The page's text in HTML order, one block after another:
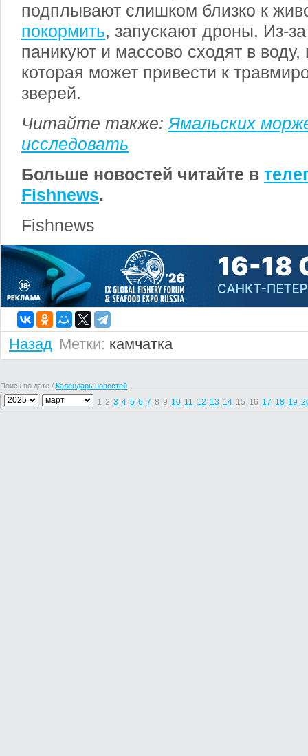
подплывают слишком близко к
покормить, запускают дроны. Из-за
паникуют и массово сходят в воду,
которая может привести к
зверей.
Читайте также: Ямальских
исследовать
Больше новостей читайте в
Fishnews.
Fishnews
Назад Метки: камчатка
Поиск по дате / Календарь новостей
1 2 3 4 5 6 7 8 9 10 11 12 13 14 15 16 17 18 19